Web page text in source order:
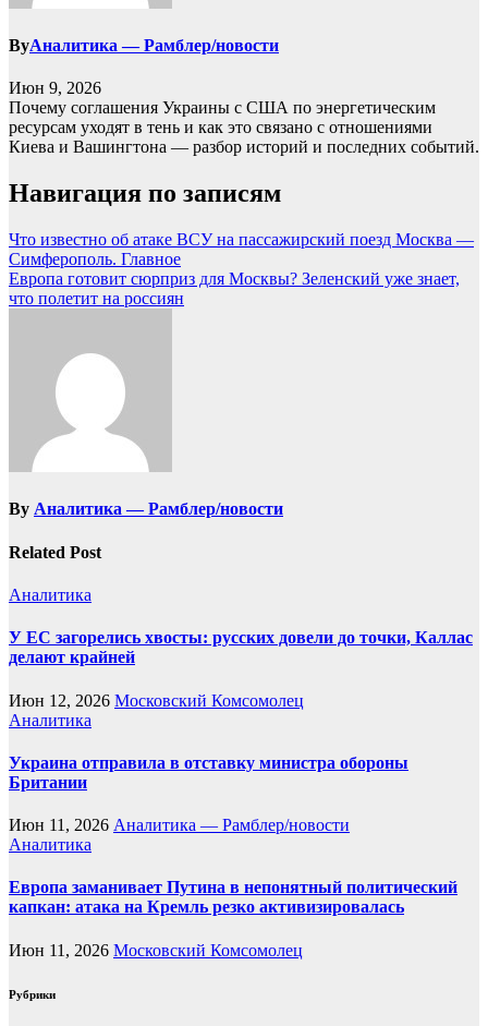
ByАналитика — Рамблер/новости
Июн 9, 2026
Почему соглашения Украины с США по энергетическим
ресурсам уходят в тень и как это связано с отношениями
Киева и Вашингтона — разбор историй и последних событий.
Навигация по записям
Что известно об атаке ВСУ на пассажирский поезд Москва —
Симферополь. Главное
Европа готовит сюрприз для Москвы? Зеленский уже знает,
что полетит на россиян
By Аналитика — Рамблер/новости
Related Post
Аналитика
У ЕС загорелись хвосты: русских довели до точки, Каллас
делают крайней
Июн 12, 2026 Московский Комсомолец
Аналитика
Украина отправила в отставку министра обороны
Британии
Июн 11, 2026 Аналитика — Рамблер/новости
Аналитика
Европа заманивает Путина в непонятный политический
капкан: атака на Кремль резко активизировалась
Июн 11, 2026 Московский Комсомолец
Рубрики